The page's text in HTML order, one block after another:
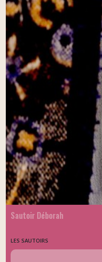
Sautoir Déborah
LES SAUTOIRS